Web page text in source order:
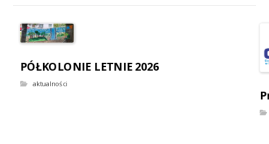
PÓŁKOLONIE LETNIE 2026
aktualności